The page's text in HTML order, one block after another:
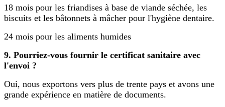
18 mois pour les friandises à base de viande séchée, les
biscuits et les bâtonnets à mâcher pour l'hygiène dentaire.
24 mois pour les aliments humides
9. Pourriez-vous fournir le certificat sanitaire avec
l'envoi ?
Oui, nous exportons vers plus de trente pays et avons une
grande expérience en matière de documents.